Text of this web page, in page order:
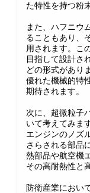
た特性を持つ粉
また、ハフニウ
ることもあり、
用されます。こ
目指して設計さ
どの形式があり
優れた機械的特
期待されます。
次に、超微粒子
いて考えてみま
エンジンのノズ
さらされる部品
熱部品や航空機
その高耐熱性と
防衛産業におい